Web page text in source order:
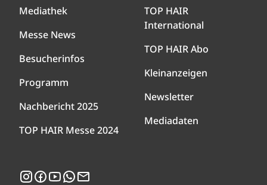
Mediathek
Messe News
Besucherinfos
Programm
Nachbericht 2025
TOP HAIR Messe 2024
TOP HAIR
International
TOP HAIR Abo
Kleinanzeigen
Newsletter
Mediadaten
Instagram
Facebook
YouTubeWhatsApp